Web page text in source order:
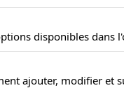
disponibles dans
ajouter, modifier et